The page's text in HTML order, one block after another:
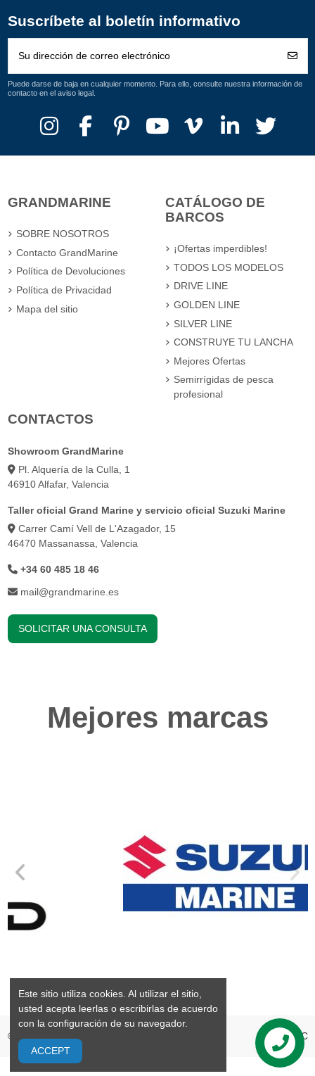
Suscríbete al boletín informativo
Puede darse de baja en cualquier momento. Para ello, consulte nuestra información de
contacto en el aviso legal.
GRANDMARINE
SOBRE NOSOTROS
Contacto GrandMarine
Política de Devoluciones
Política de Privacidad
Mapa del sitio
CATÁLOGO DE
BARCOS
¡Ofertas imperdibles!
TODOS LOS MODELOS
DRIVE LINE
GOLDEN LINE
SILVER LINE
CONSTRUYE TU LANCHA
Mejores Ofertas
Semirrígidas de pesca
profesional
CONTACTOS
Showroom GrandMarine
Pl. Alquería de la Culla, 1
46910 Alfafar, Valencia
Taller oficial Grand Marine y servicio oficial Suzuki Marine
Carrer Camí Vell de L'Azagador, 15
46470 Massanassa, Valencia
+34 60 485 18 46
mail@grandmarine.es
SOLICITAR UNA CONSULTA
Mejores marcas
©2026 GrandMarine S.L. Valencia España webPC
Este sitio utiliza cookies. Al utilizar el sitio,
usted acepta leerlas o escribirlas de acuerdo
con la configuración de su navegador.
ACCEPT